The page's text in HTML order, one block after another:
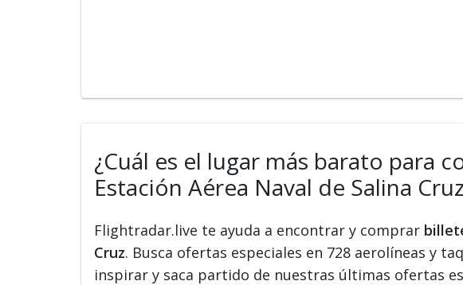
¿Cuál es el lugar más barato para
Estación Aérea Naval de Salina Cruz
Flightradar.live te ayuda a encontrar y comprar
Cruz. Busca ofertas especiales en 728 aerolíneas y
inspirar y saca partido de nuestras últimas ofertas